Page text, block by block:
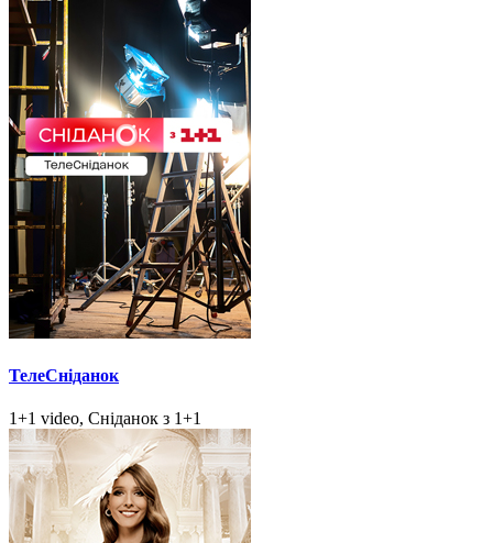
ТелеСніданок
1+1 video, Сніданок з 1+1